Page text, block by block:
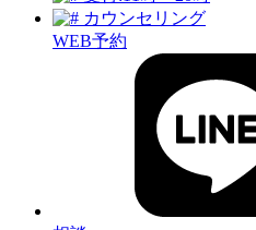
カウンセリング
WEB予約